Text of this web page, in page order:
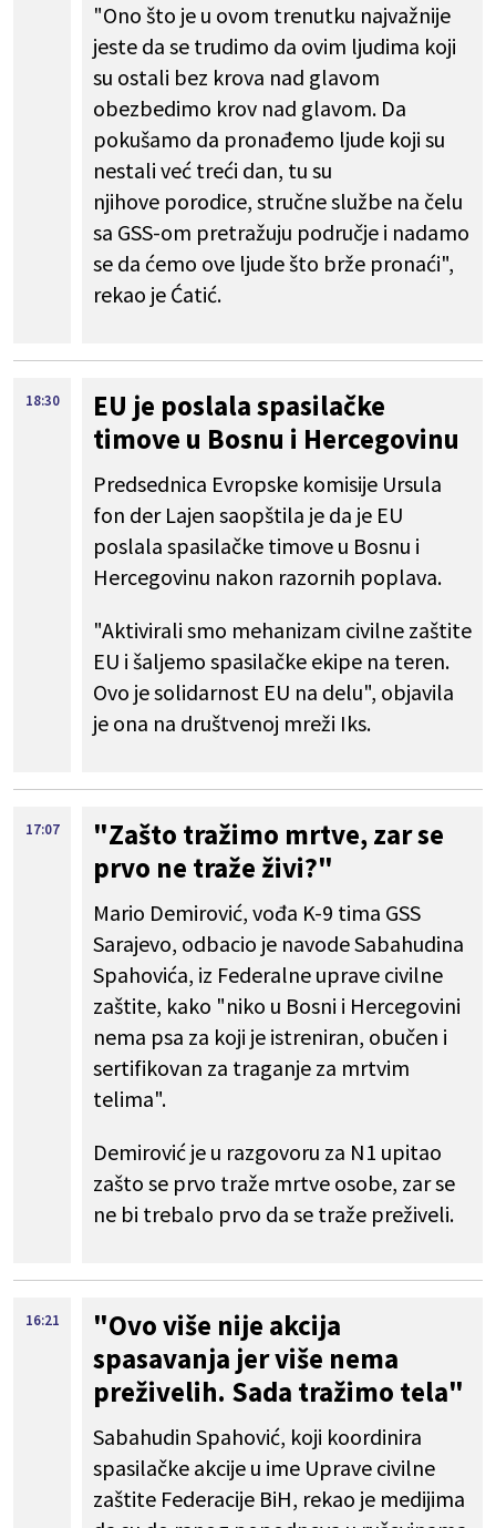
"Ono što je u ovom trenutku najvažnije
jeste da se trudimo da ovim ljudima koji
su ostali bez krova nad glavom
obezbedimo krov nad glavom. Da
pokušamo da pronađemo ljude koji su
nestali već treći dan, tu su
njihove porodice, stručne službe na čelu
sa GSS-om pretražuju područje i nadamo
se da ćemo ove ljude što brže pronaći",
rekao je Ćatić.
18:30
EU je poslala spasilačke
timove u Bosnu i Hercegovinu
Predsednica Evropske komisije Ursula
fon der Lajen saopštila je da je EU
poslala spasilačke timove u Bosnu i
Hercegovinu nakon razornih poplava.
"Aktivirali smo mehanizam civilne zaštite
EU i šaljemo spasilačke ekipe na teren.
Ovo je solidarnost EU na delu", objavila
je ona na društvenoj mreži Iks.
17:07
"Zašto tražimo mrtve, zar se
prvo ne traže živi?"
Mario Demirović, vođa K-9 tima GSS
Sarajevo, odbacio je navode Sabahudina
Spahovića, iz Federalne uprave civilne
zaštite, kako "niko u Bosni i Hercegovini
nema psa za koji je istreniran, obučen i
sertifikovan za traganje za mrtvim
telima".
Demirović je u razgovoru za N1 upitao
zašto se prvo traže mrtve osobe, zar se
ne bi trebalo prvo da se traže preživeli.
16:21
"Ovo više nije akcija
spasavanja jer više nema
preživelih. Sada tražimo tela"
Sabahudin Spahović, koji koordinira
spasilačke akcije u ime Uprave civilne
zaštite Federacije BiH, rekao je medijima